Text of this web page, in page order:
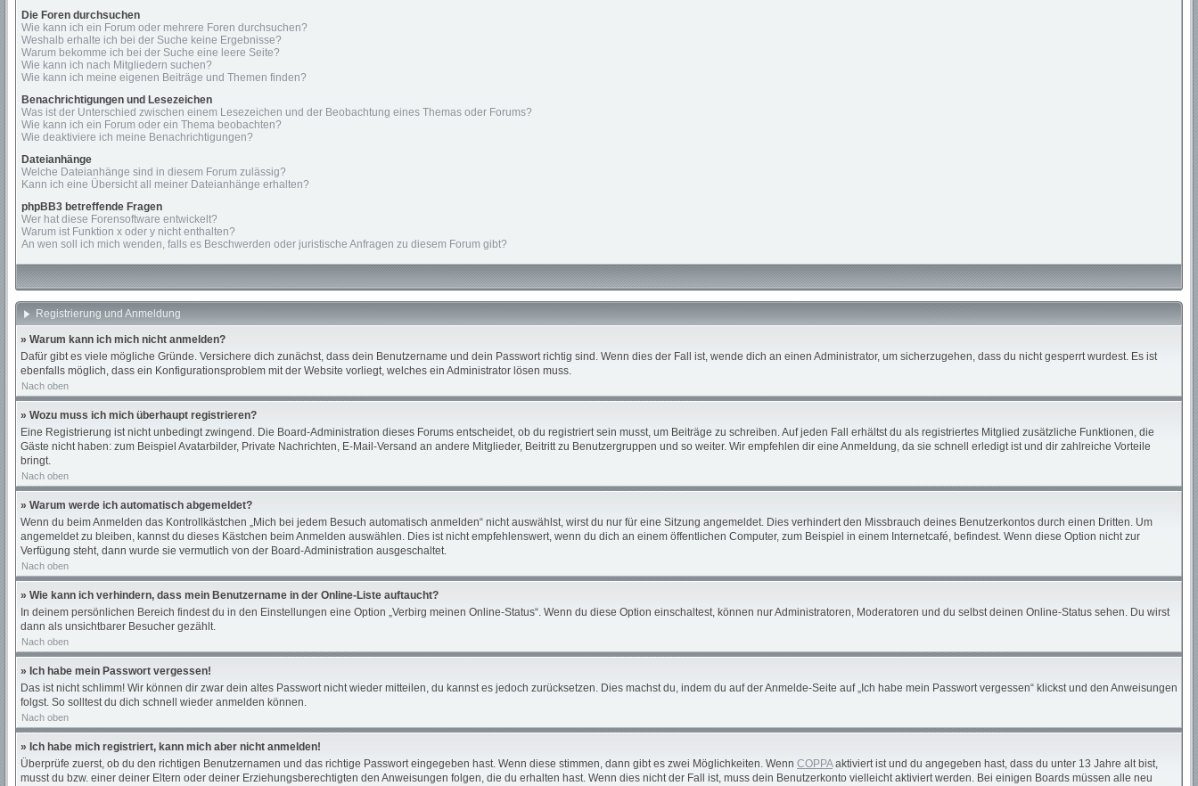
Die Foren durchsuchen
Wie kann ich ein Forum oder mehrere Foren durchsuchen?
Weshalb erhalte ich bei der Suche keine Ergebnisse?
Warum bekomme ich bei der Suche eine leere Seite?
Wie kann ich nach Mitgliedern suchen?
Wie kann ich meine eigenen Beiträge und Themen finden?
Benachrichtigungen und Lesezeichen
Was ist der Unterschied zwischen einem Lesezeichen und der Beobachtung eines Themas oder Forums?
Wie kann ich ein Forum oder ein Thema beobachten?
Wie deaktiviere ich meine Benachrichtigungen?
Dateianhänge
Welche Dateianhänge sind in diesem Forum zulässig?
Kann ich eine Übersicht all meiner Dateianhänge erhalten?
phpBB3 betreffende Fragen
Wer hat diese Forensoftware entwickelt?
Warum ist Funktion x oder y nicht enthalten?
An wen soll ich mich wenden, falls es Beschwerden oder juristische Anfragen zu diesem Forum gibt?
Registrierung und Anmeldung
» Warum kann ich mich nicht anmelden?
Dafür gibt es viele mögliche Gründe. Versichere dich zunächst, dass dein Benutzername und dein Passwort richtig sind. Wenn dies der Fall ist, wende dich an einen Administrator, um sicherzugehen, dass du nicht gesperrt wurdest. Es ist
ebenfalls möglich, dass ein Konfigurationsproblem mit der Website vorliegt, welches ein Administrator lösen muss.
Nach oben
» Wozu muss ich mich überhaupt registrieren?
Eine Registrierung ist nicht unbedingt zwingend. Die Board-Administration dieses Forums entscheidet, ob du registriert sein musst, um Beiträge zu schreiben. Auf jeden Fall erhältst du als registriertes Mitglied zusätzliche Funktionen, die
Gäste nicht haben: zum Beispiel Avatarbilder, Private Nachrichten, E-Mail-Versand an andere Mitglieder, Beitritt zu Benutzergruppen und so weiter. Wir empfehlen dir eine Anmeldung, da sie schnell erledigt ist und dir zahlreiche Vorteile
bringt.
Nach oben
» Warum werde ich automatisch abgemeldet?
Wenn du beim Anmelden das Kontrollkästchen „Mich bei jedem Besuch automatisch anmelden“ nicht auswählst, wirst du nur für eine Sitzung angemeldet. Dies verhindert den Missbrauch deines Benutzerkontos durch einen Dritten. Um
angemeldet zu bleiben, kannst du dieses Kästchen beim Anmelden auswählen. Dies ist nicht empfehlenswert, wenn du dich an einem öffentlichen Computer, zum Beispiel in einem Internetcafé, befindest. Wenn diese Option nicht zur
Verfügung steht, dann wurde sie vermutlich von der Board-Administration ausgeschaltet.
Nach oben
» Wie kann ich verhindern, dass mein Benutzername in der Online-Liste auftaucht?
In deinem persönlichen Bereich findest du in den Einstellungen eine Option „Verbirg meinen Online-Status“. Wenn du diese Option einschaltest, können nur Administratoren, Moderatoren und du selbst deinen Online-Status sehen. Du wirst
dann als unsichtbarer Besucher gezählt.
Nach oben
» Ich habe mein Passwort vergessen!
Das ist nicht schlimm! Wir können dir zwar dein altes Passwort nicht wieder mitteilen, du kannst es jedoch zurücksetzen. Dies machst du, indem du auf der Anmelde-Seite auf „Ich habe mein Passwort vergessen“ klickst und den Anweisungen
folgst. So solltest du dich schnell wieder anmelden können.
Nach oben
» Ich habe mich registriert, kann mich aber nicht anmelden!
Überprüfe zuerst, ob du den richtigen Benutzernamen und das richtige Passwort eingegeben hast. Wenn diese stimmen, dann gibt es zwei Möglichkeiten. Wenn COPPAaktiviert ist und du angegeben hast, dass du unter 13 Jahre alt bist,
musst du bzw. einer deiner Eltern oder deiner Erziehungsberechtigten den Anweisungen folgen, die du erhalten hast. Wenn dies nicht der Fall ist, muss dein Benutzerkonto vielleicht aktiviert werden. Bei einigen Boards müssen alle neu